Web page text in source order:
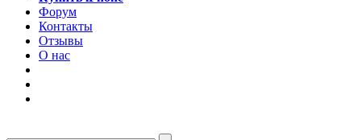
Форум
Контакты
Отзывы
О нас